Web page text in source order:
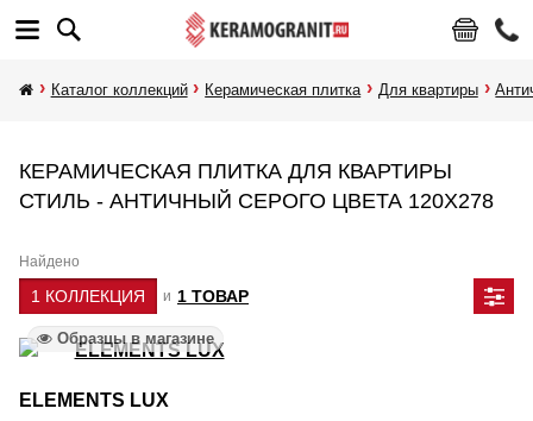
Каталог коллекций Керамическая плитка Для квартиры
КЕРАМИЧЕСКАЯ ПЛИТКА ДЛЯ КВАРТИРЫ
СТИЛЬ - АНТИЧНЫЙ СЕРОГО ЦВЕТА 120Х278
Найдено
1 КОЛЛЕКЦИЯ и 1 ТОВАР
Образцы в магазине
ELEMENTS LUX